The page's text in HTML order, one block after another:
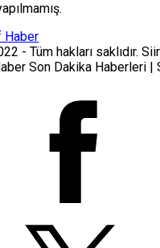
- Tüm hakları saklıdır.
Son Dakika Haberleri |